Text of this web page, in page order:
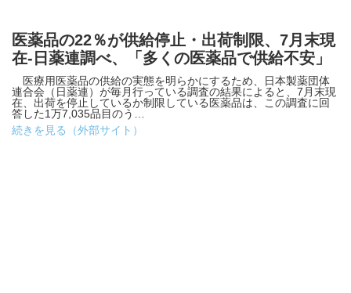
医薬品の22％が供給停止・出荷制限、7月末現
在-日薬連調べ、「多くの医薬品で供給不安」
医療用医薬品の供給の実態を明らかにするため、日本製薬団体
連合会（日薬連）が毎月行っている調査の結果によると、7月末現
在、出荷を停止しているか制限している医薬品は、この調査に回
答した1万7,035品目のう…
続きを見る（外部サイト）